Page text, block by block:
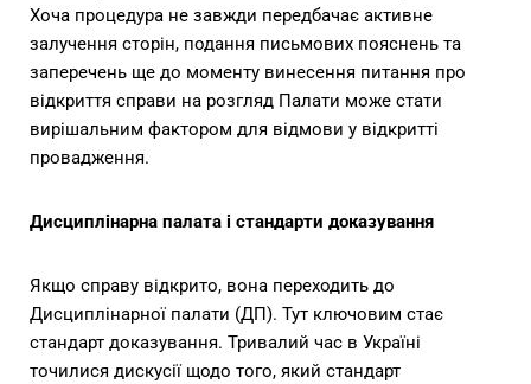
Хоча процедура не завжди передбачає активне
залучення сторін, подання письмових пояснень та
заперечень ще до моменту винесення питання про
відкриття справи на розгляд Палати може стати
вирішальним фактором для відмови у відкритті
провадження.
Дисциплінарна палата і стандарти доказування
Якщо справу відкрито, вона переходить до
Дисциплінарної палати (ДП). Тут ключовим стає
стандарт доказування. Тривалий час в Україні
точилися дискусії щодо того, який стандарт